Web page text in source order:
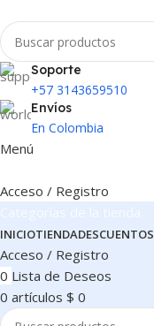
Soporte
+57 3143659510
Envíos
En Colombia
Menú
Acceso / Registro
INICIOTIENDADESCUENTOS
Acceso / Registro
0 Lista de Deseos
0 artículos $ 0